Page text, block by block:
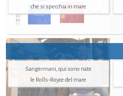
che si specchia in mare
Sangermani, qui sono nate
le Rolls-Royce del mare